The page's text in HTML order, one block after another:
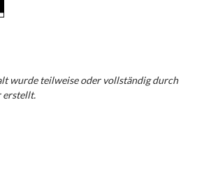
wurde teilweise oder vollständig durch
erstellt.